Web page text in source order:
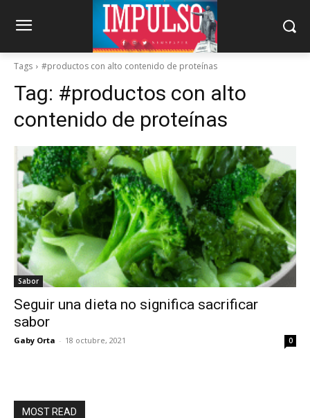
Tags #productos con alto contenido de proteínas
Tag: #productos con alto
contenido de proteínas
Sabor
Seguir una dieta no significa sacrificar
sabor
Gaby Orta - 18 octubre, 2021 0
MOST READ